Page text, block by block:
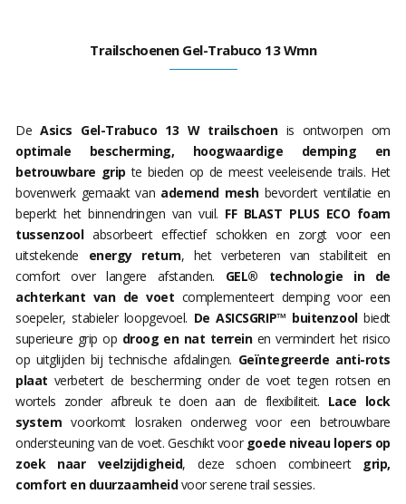
Trailschoenen Gel-Trabuco 13 Wmn
DeAsics Gel-Trabuco 13 W trailschoenis ontworpen om
optimale bescherming, hoogwaardige demping en
betrouwbare grip te bieden op de meest veeleisende trails. Het
bovenwerk gemaakt van ademend meshbevordert ventilatie en
beperkt het binnendringen van vuil. FF BLAST PLUS ECO foam
tussenzoolabsorbeert effectief schokken en zorgt voor een
uitstekende energy return, het verbeteren van stabiliteit en
comfort over langere afstanden. GEL® technologie in de
achterkant van de voet complementeert demping voor een
soepeler, stabieler loopgevoel. De ASICSGRIP™ buitenzoolbiedt
superieure grip op droog en nat terreinen vermindert het risico
op uitglijden bij technische afdalingen. Geïntegreerde anti-rots
plaat verbetert de bescherming onder de voet tegen rotsen en
wortels zonder afbreuk te doen aan de flexibiliteit. Lace lock
system voorkomt losraken onderweg voor een betrouwbare
ondersteuning van de voet. Geschikt voor goede niveau lopers op
zoek naar veelzijdigheid, deze schoen combineert grip,
comfort en duurzaamheidvoor serene trail sessies.